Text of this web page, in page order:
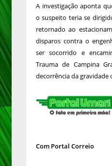
A investigação aponta
o suspeito teria se
retornado ao
disparos contra o
ser socorrido e
Trauma de Campina
decorrência da gravidade
Com Portal Correio